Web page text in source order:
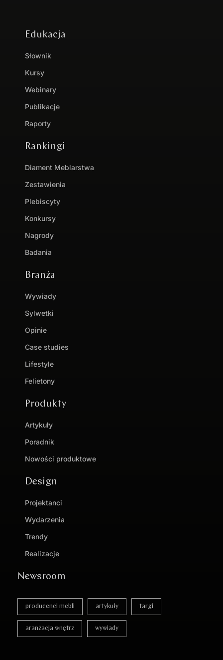
Edukacja
Słownik
Kursy
Webinary
Publikacje
Raporty
Rankingi
Diament Meblarstwa
Zestawienia
Plebiscyty
Konkursy
Nagrody
Badania
Branża
Wywiady
Sylwetki
Opinie
Case studies
Lifestyle
Felietony
Produkty
Artykuły
Poradnik
Nowości produktowe
Design
Projektanci
Wydarzenia
Trendy
Realizacje
Newsroom
producenci mebli artykuły targi
aranżacja wnętrz wywiady